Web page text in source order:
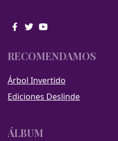
RECOMENDAMOS
Árbol Invertido
Ediciones Deslinde
ÁLBUM